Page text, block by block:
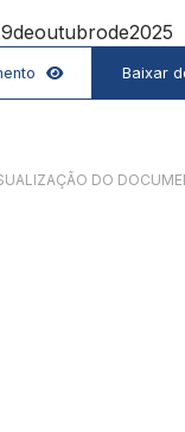
deoutubrode2025
 Baixar
DO